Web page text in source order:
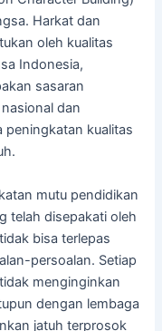
Harkat dan
oleh kualitas
Indonesia,
sasaran
dan
peningkatan kualitas
mutu pendidikan
telah disepakati oleh
bisa terlepas
persoalan. Setiap
menginginkan
dengan lembaga
jatuh terprosok